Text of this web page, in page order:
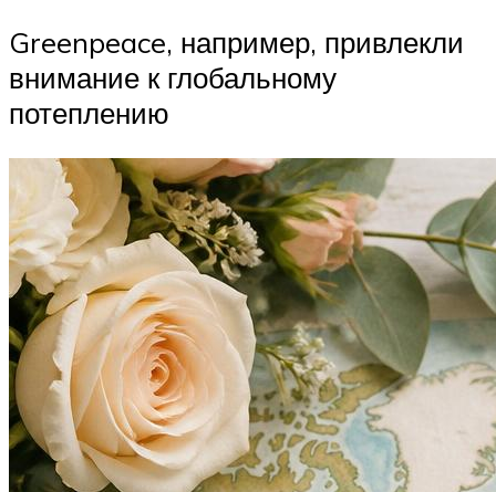
Greenpeace, например, привлекли
внимание к глобальному
потеплению